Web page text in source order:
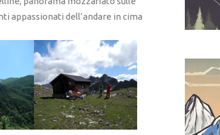
appassionati dell’andare in cima